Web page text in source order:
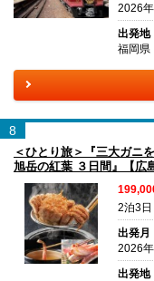
2026
出発地
福岡県
8
＜ひとり旅＞『三大ガニ
旭岳の紅葉 ３日間』【広
2泊3日
出発月
2026
出発地